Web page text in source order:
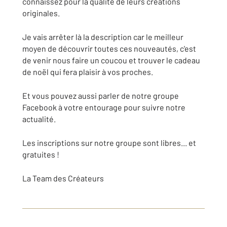
originales.
Je vais arrêter là la description car le meilleur
moyen de découvrir toutes ces nouveautés, c'est
de venir nous faire un coucou et trouver le cadeau
de noël qui fera plaisir à vos proches.
Et vous pouvez aussi parler de notre groupe
Facebook à votre entourage pour suivre notre
actualité.
Les inscriptions sur notre groupe sont libres... et
gratuites !
La Team des Créateurs